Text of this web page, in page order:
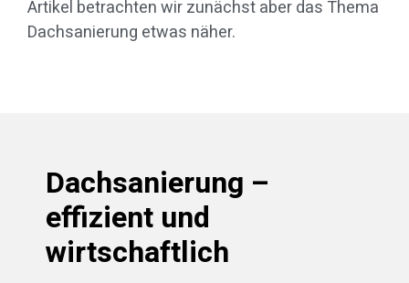
Artikel betrachten wir zunächst aber das Thema
Dachsanierung etwas näher.
Dachsanierung –
effizient und
wirtschaftlich